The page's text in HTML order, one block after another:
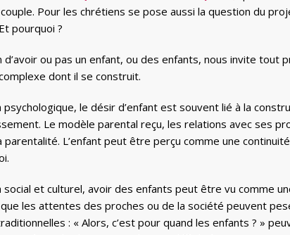
Pour les chrétiens se pose aussi la question du
pourquoi ?
d’avoir ou pas un enfant, ou des enfants, nous invite tout
dont il se construit.
psychologique, le désir d’enfant est souvent lié à la
Le modèle parental reçu, les relations avec ses
parentalité. L’enfant peut être perçu comme une
social et culturel, avoir des enfants peut être vu comme
les attentes des proches ou de la société peuvent
: « Alors, c’est pour quand les enfants ? »